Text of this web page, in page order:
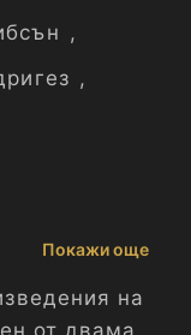
,
,
Покажи още
на
от двама